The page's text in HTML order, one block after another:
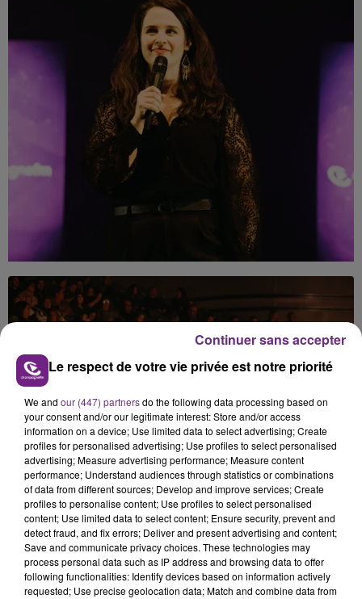
Le respect de votre vie privée est notre priorité
We and our (447) partnersdo the following data processing based on
your consent and/or our legitimate interest: Store and/or access
information on a device; Use limited data to select advertising; Create
profiles for personalised advertising; Use profiles to select personalised
advertising; Measure advertising performance; Measure content
performance; Understand audiences through statistics or combinations
of data from different sources; Develop and improve services; Create
profiles to personalise content; Use profiles to select personalised
content; Use limited data to select content; Ensure security, prevent and
detect fraud, and fix errors; Deliver and present advertising and content;
Save and communicate privacy choices. These technologies may
process personal data such as IP address and browsing data to offer
following functionalities: Identify devices based on information actively
requested; Use precise geolocation data; Match and combine data from
Continuer sans accepter